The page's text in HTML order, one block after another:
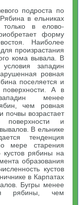
подроста по
в ельниках
в елово-
форму
Наиболее
произрастания
кома вывала. В
условия западин
ровная
поселяется и
А в
менее
чем ровная
почвы возрастает
поверхности и
В ельнике
тенденция
мере старения
кустов рябины на
образования
кустов
в Карпатах
Бугры менее
рябины, чем